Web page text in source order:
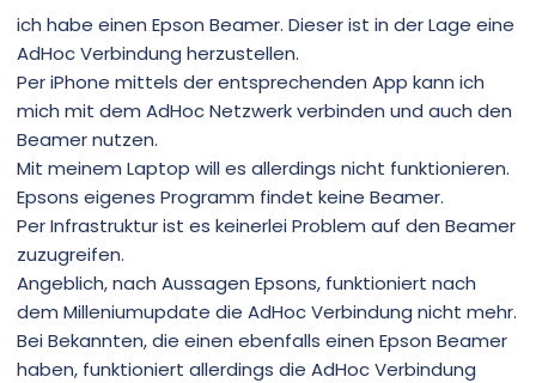
ich habe einen Epson Beamer. Dieser ist in der Lage eine
AdHoc Verbindung herzustellen.
Per iPhone mittels der entsprechenden App kann ich
mich mit dem AdHoc Netzwerk verbinden und auch den
Beamer nutzen.
Mit meinem Laptop will es allerdings nicht funktionieren.
Epsons eigenes Programm findet keine Beamer.
Per Infrastruktur ist es keinerlei Problem auf den Beamer
zuzugreifen.
Angeblich, nach Aussagen Epsons, funktioniert nach
dem Milleniumupdate die AdHoc Verbindung nicht mehr.
Bei Bekannten, die einen ebenfalls einen Epson Beamer
haben, funktioniert allerdings die AdHoc Verbindung